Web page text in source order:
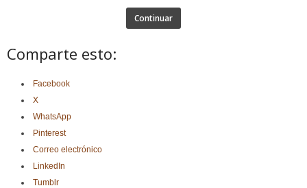
Continuar
Comparte esto:
Facebook
X
WhatsApp
Pinterest
Correo electrónico
LinkedIn
Tumblr